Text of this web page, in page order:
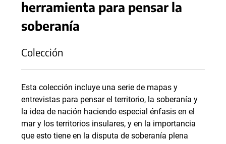
herramienta para pensar la
soberanía
Colección
Esta colección incluye una serie de mapas y
entrevistas para pensar el territorio, la soberanía y
la idea de nación haciendo especial énfasis en el
mar y los territorios insulares, y en la importancia
que esto tiene en la disputa de soberanía plena